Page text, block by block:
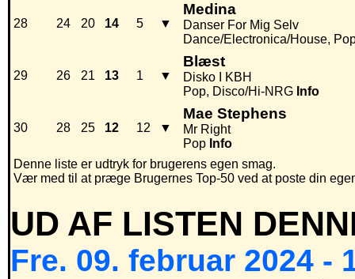
28 24 20 14 5 ▼
Medina
Danser For Mig Selv
Dance/Electronica/House,
29 26 21 13 1 ▼
Blæst
Disko I KBH
Pop, Disco/Hi-NRG Info
30 28 25 12 12 ▼
Mae Stephens
Mr Right
Pop Info
Denne liste er udtryk for brugerens egen smag.
Vær med til at præge Brugernes Top-50 ved at poste din
UD AF LISTEN
Fre. 09. februar 2024 -